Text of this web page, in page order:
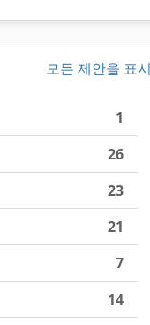
모든 제안을 표
1
26
23
21
7
14